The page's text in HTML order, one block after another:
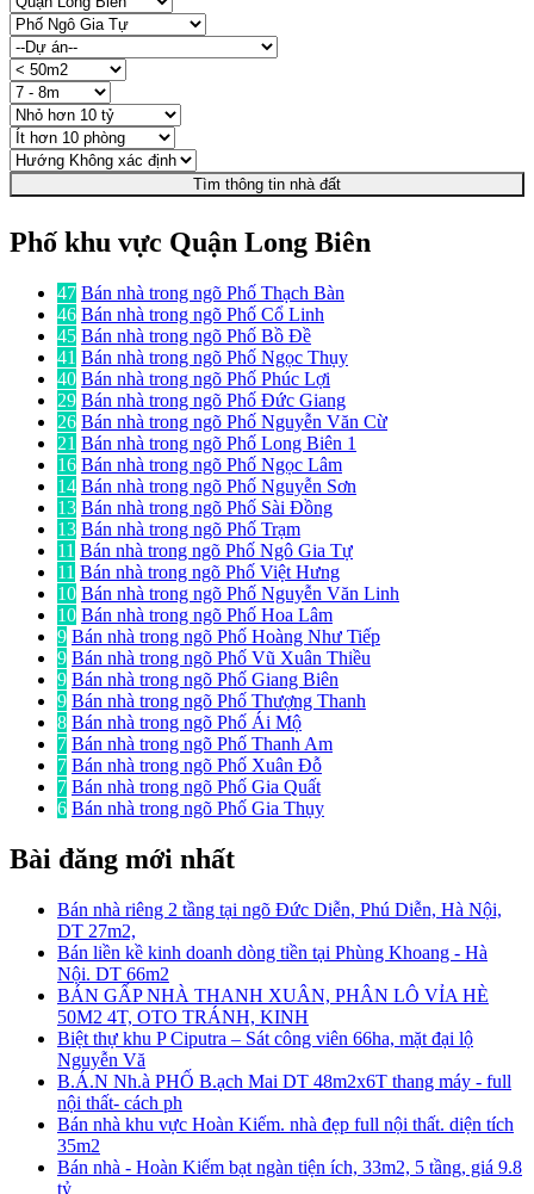
Tìm thông tin nhà đất
Phố khu vực Quận Long Biên
47 Bán nhà trong ngõ Phố Thạch Bàn
46 Bán nhà trong ngõ Phố Cổ Linh
45 Bán nhà trong ngõ Phố Bồ Đề
41 Bán nhà trong ngõ Phố Ngọc Thụy
40 Bán nhà trong ngõ Phố Phúc Lợi
29 Bán nhà trong ngõ Phố Đức Giang
26 Bán nhà trong ngõ Phố Nguyễn Văn Cừ
21 Bán nhà trong ngõ Phố Long Biên 1
16 Bán nhà trong ngõ Phố Ngọc Lâm
14 Bán nhà trong ngõ Phố Nguyễn Sơn
13 Bán nhà trong ngõ Phố Sài Đồng
13 Bán nhà trong ngõ Phố Trạm
11 Bán nhà trong ngõ Phố Ngô Gia Tự
11 Bán nhà trong ngõ Phố Việt Hưng
10 Bán nhà trong ngõ Phố Nguyễn Văn Linh
10 Bán nhà trong ngõ Phố Hoa Lâm
9 Bán nhà trong ngõ Phố Hoàng Như Tiếp
9 Bán nhà trong ngõ Phố Vũ Xuân Thiều
9 Bán nhà trong ngõ Phố Giang Biên
9 Bán nhà trong ngõ Phố Thượng Thanh
8 Bán nhà trong ngõ Phố Ái Mộ
7 Bán nhà trong ngõ Phố Thanh Am
7 Bán nhà trong ngõ Phố Xuân Đỗ
7 Bán nhà trong ngõ Phố Gia Quất
6 Bán nhà trong ngõ Phố Gia Thụy
Bài đăng mới nhất
Bán nhà riêng 2 tầng tại ngõ Đức Diễn, Phú Diễn, Hà Nội,
DT 27m2,
Bán liền kề kinh doanh dòng tiền tại Phùng Khoang - Hà
Nội. DT 66m2
BÁN GẤP NHÀ THANH XUÂN, PHÂN LÔ VỈA HÈ
50M2 4T, OTO TRÁNH, KINH
Biệt thự khu P Ciputra – Sát công viên 66ha, mặt đại lộ
Nguyễn Vă
B.Á.N Nh.à PHỐ B.ạch Mai DT 48m2x6T thang máy - full
nội thất- cách ph
Bán nhà khu vực Hoàn Kiếm. nhà đẹp full nội thất. diện tích
35m2
Bán nhà - Hoàn Kiếm bạt ngàn tiện ích, 33m2, 5 tầng, giá 9.8
tỷ